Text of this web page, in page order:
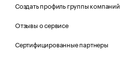
Создать профиль группы компаний
Отзывы о сервисе
Сертифицированные партнеры